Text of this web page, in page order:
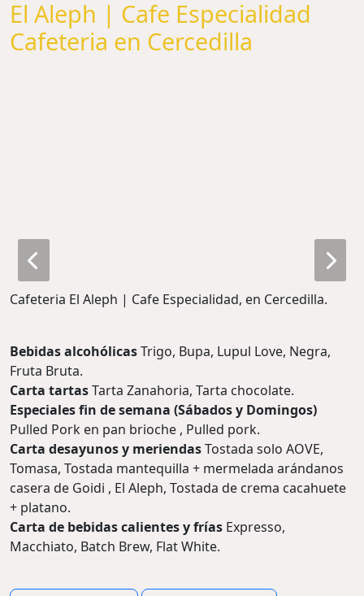
El Aleph | Cafe Especialidad
Cafeteria en Cercedilla
Cafeteria El Aleph | Cafe Especialidad, en Cercedilla.
Bebidas alcohólicasTrigo, Bupa, Lupul Love, Negra,
Fruta Bruta.
Carta tartasTarta Zanahoria, Tarta chocolate.
Especiales fin de semana (Sábados y Domingos)
Pulled Pork en pan brioche , Pulled pork.
Carta desayunos y meriendasTostada solo AOVE,
Tomasa, Tostada mantequilla + mermelada arándanos
casera de Goidi , El Aleph, Tostada de crema cacahuete
+ platano.
Carta de bebidas calientes y frías Expresso,
Macchiato, Batch Brew, Flat White.